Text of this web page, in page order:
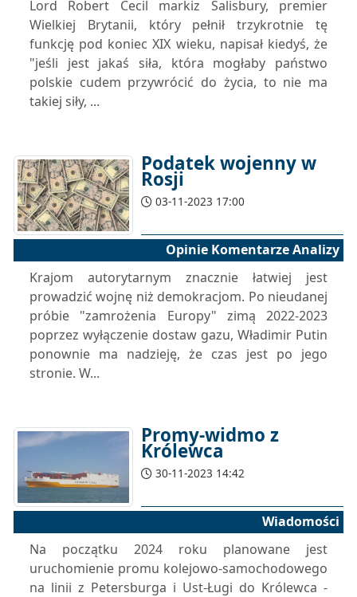
Lord Robert Cecil markiz Salisbury, premier
Wielkiej Brytanii, który pełnił trzykrotnie tę
funkcję pod koniec XIX wieku, napisał kiedyś, że
"jeśli jest jakaś siła, która mogłaby państwo
polskie cudem przywrócić do życia, to nie ma
takiej siły, ...
Podatek wojenny w
Rosji
03-11-2023 17:00
Opinie Komentarze Analizy
Krajom autorytarnym znacznie łatwiej jest
prowadzić wojnę niż demokracjom. Po nieudanej
próbie "zamrożenia Europy" zimą 2022-2023
poprzez wyłączenie dostaw gazu, Władimir Putin
ponownie ma nadzieję, że czas jest po jego
stronie. W...
Promy-widmo z
Królewca
30-11-2023 14:42
Wiadomości
Na początku 2024 roku planowane jest
uruchomienie promu kolejowo-samochodowego
na linii z Petersburga i Ust-Ługi do Królewca -